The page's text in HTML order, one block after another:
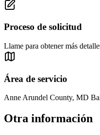
Proceso de solicitud
Llame para obtener más
Área de servicio
Anne Arundel County, MD
Otra información